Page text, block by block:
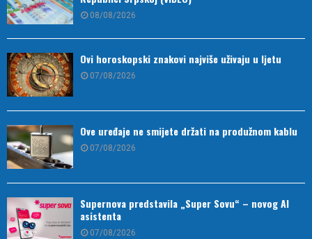
08/08/2026
Ovi horoskopski znakovi najviše uživaju u ljetu
07/08/2026
Ove uređaje ne smijete držati na produžnom kablu
07/08/2026
Supernova predstavila „Super Sovu“ – novog AI
asistenta
07/08/2026